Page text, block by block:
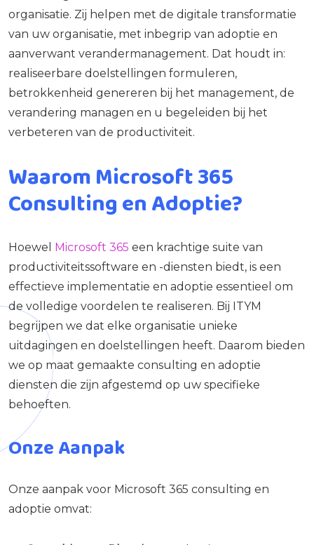
organisatie. Zij helpen met de digitale transformatie
van uw organisatie, met inbegrip van adoptie en
aanverwant verandermanagement. Dat houdt in:
realiseerbare doelstellingen formuleren,
betrokkenheid genereren bij het management, de
verandering managen en u begeleiden bij het
verbeteren van de productiviteit.
Waarom Microsoft 365
Consulting en Adoptie?
Hoewel Microsoft 365 een krachtige suite van
productiviteitssoftware en -diensten biedt, is een
effectieve implementatie en adoptie essentieel om
de volledige voordelen te realiseren. Bij ITYM
begrijpen we dat elke organisatie unieke
uitdagingen en doelstellingen heeft. Daarom bieden
we op maat gemaakte consulting en adoptie
diensten die zijn afgestemd op uw specifieke
behoeften.
Onze Aanpak
Onze aanpak voor Microsoft 365 consulting en
adoptie omvat: